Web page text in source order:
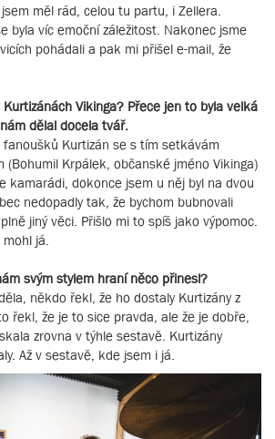
měl rád, celou tu partu, i Zellera.
byla víc emoční záležitost. Nakonec jsme
pohádali a pak mi přišel e-mail, že
Vikinga? Přece jen to byla velká
dělal docela tvář.
fanoušků Kurtizán se s tím setkávám
(Bohumil Krpálek, občanské jméno Vikinga)
kamarádi, dokonce jsem u něj byl na dvou
nedopadly tak, že bychom bubnovali
jiný věci. Přišlo mi to spíš jako výpomoc.
já.
svým stylem hraní něco přinesl?
někdo řekl, že ho dostaly Kurtizány z
řekl, že je to sice pravda, ale že je dobře,
zrovna v týhle sestavě. Kurtizány
Až v sestavě, kde jsem i já.